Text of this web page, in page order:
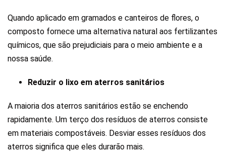
Quando aplicado em gramados e canteiros de flores, o
composto fornece uma alternativa natural aos fertilizantes
químicos, que são prejudiciais para o meio ambiente e a
nossa saúde.
Reduzir o lixo em aterros sanitários
A maioria dos aterros sanitários estão se enchendo
rapidamente. Um terço dos resíduos de aterros consiste
em materiais compostáveis. Desviar esses resíduos dos
aterros significa que eles durarão mais.